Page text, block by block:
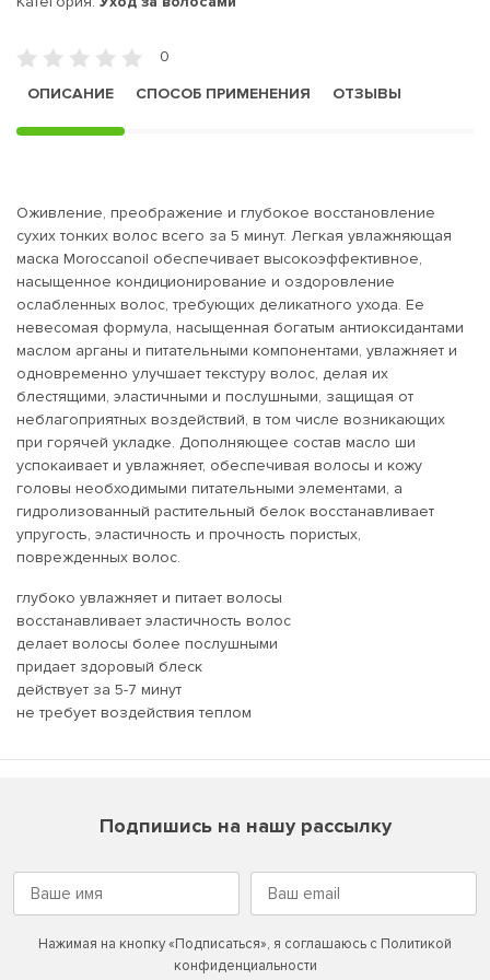
0
ОПИСАНИЕ
СПОСОБ ПРИМЕНЕНИЯ ОТЗЫВЫ
Оживление, преображение и глубокое восстановление
сухих тонких волос всего за 5 минут. Легкая увлажняющая
маска Moroccanoil обеспечивает высокоэффективное,
насыщенное кондиционирование и оздоровление
ослабленных волос, требующих деликатного ухода. Ее
невесомая формула, насыщенная богатым антиоксидантами
маслом арганы и питательными компонентами, увлажняет и
одновременно улучшает текстуру волос, делая их
блестящими, эластичными и послушными, защищая от
неблагоприятных воздействий, в том числе возникающих
при горячей укладке. Дополняющее состав масло ши
успокаивает и увлажняет, обеспечивая волосы и кожу
головы необходимыми питательными элементами, а
гидролизованный растительный белок восстанавливает
упругость, эластичность и прочность пористых,
поврежденных волос.
глубоко увлажняет и питает волосы
восстанавливает эластичность волос
делает волосы более послушными
придает здоровый блеск
действует за 5-7 минут
не требует воздействия теплом
Подпишись на нашу рассылку
Нажимая на кнопку «Подписаться», я соглашаюсь с Политикой
конфиденциальности